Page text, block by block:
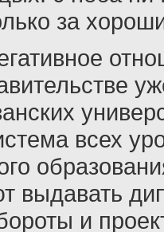
за
всех
выдавать
и